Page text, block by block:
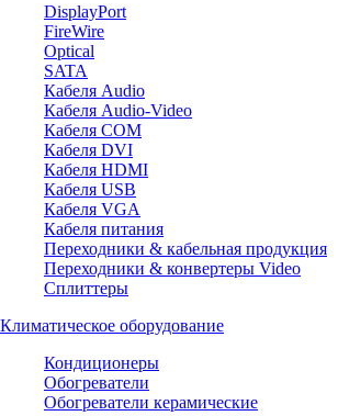
DisplayPort
FireWire
Optical
SATA
Кабеля Audio
Кабеля Audio-Video
Кабеля COM
Кабеля DVI
Кабеля HDMI
Кабеля USB
Кабеля VGA
Кабеля питания
Переходники & кабельная продукция
Переходники & конвертеры Video
Сплиттеры
Климатическое оборудование
Кондиционеры
Обогреватели
Обогреватели керамические